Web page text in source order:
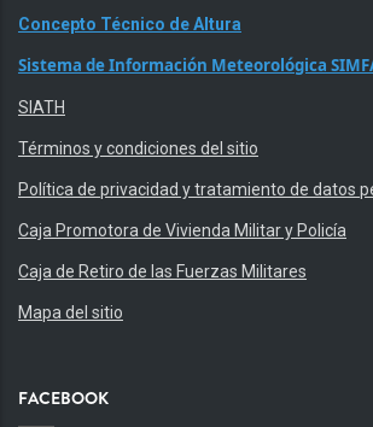
Concepto Técnico de Altura
Sistema de Información Meteorológica
SIATH
Términos y condiciones del sitio
Política de privacidad y tratamiento de datos
Caja Promotora de Vivienda Militar y Policía
Caja de Retiro de las Fuerzas Militares
Mapa del sitio
FACEBOOK